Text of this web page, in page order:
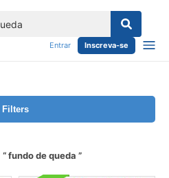
Entrar Inscreva-se
Filters
fundo de queda